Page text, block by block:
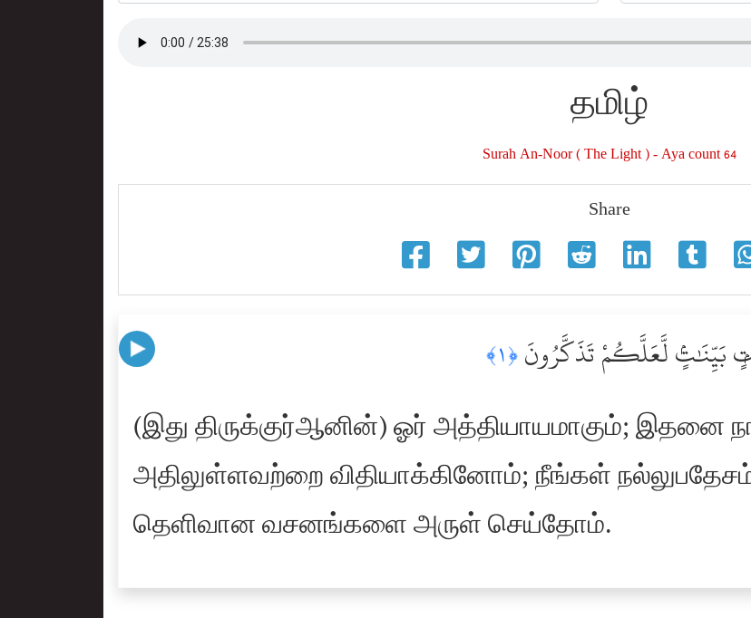
தமிழ்
Surah An-Noor ( The Light ) - Aya count 64
Share
بَيِّنَٰتٍۢ لَّعَلَّكُمْ تَذَكَّرُونَ ﴿١﴾
(இது திருக்குர்ஆனின்) ஓர் அத்தியாயமாகும்; இதனை
அதிலுள்ளவற்றை விதியாக்கினோம்; நீங்கள்
தெளிவான வசனங்களை அருள் செய்தோம்.